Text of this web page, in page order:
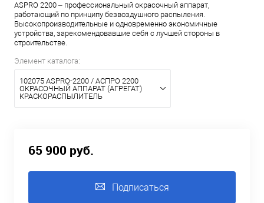
ASPRO 2200 – профессиональный окрасочный аппарат,
работающий по принципу безвоздушного распыления.
Высокопроизводительные и одновременно экономичные
устройства, зарекомендовавшие себя с лучшей стороны в
строительстве.
Элемент каталога:
102075 ASPRO-2200 / АСПРО 2200
ОКРАСОЧНЫЙ АППАРАТ (АГРЕГАТ)
КРАСКОРАСПЫЛИТЕЛЬ
65 900 руб.
Подписаться